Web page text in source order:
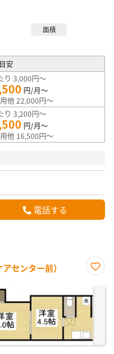
面積
安
り 3,000円～
円/月～
他 22,000円～
り 3,200円～
円/月～
他 16,500円～
電話する
センター前）
に入
り登
録